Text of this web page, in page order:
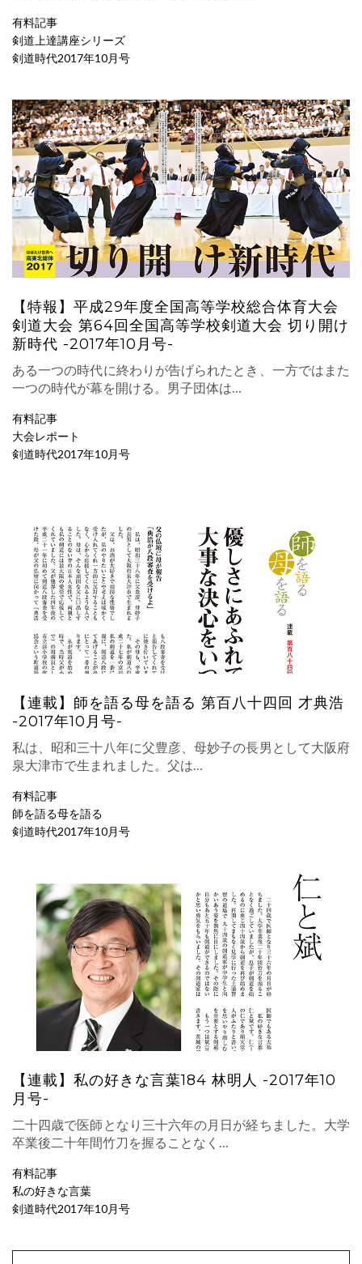
有料記事
剣道上達講座シリーズ
剣道時代2017年10月号
【特報】平成29年度全国高等学校総合体育大会
剣道大会 第64回全国高等学校剣道大会 切り開け
新時代 -2017年10月号-
ある一つの時代に終わりが告げられたとき、一方ではまた
一つの時代が幕を開ける。男子団体は…
有料記事
大会レポート
剣道時代2017年10月号
【連載】師を語る母を語る 第百八十四回 才典浩
-2017年10月号-
私は、昭和三十八年に父豊彦、母妙子の長男として大阪府
泉大津市で生まれました。父は…
有料記事
師を語る母を語る
剣道時代2017年10月号
【連載】私の好きな言葉184 林明人 -2017年10
月号-
二十四歳で医師となり三十六年の月日が経ちました。大学
卒業後二十年間竹刀を握ることなく…
有料記事
私の好きな言葉
剣道時代2017年10月号